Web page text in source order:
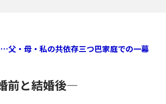
父・母・私の共依存三つ巴家庭での一幕
前と結婚後―